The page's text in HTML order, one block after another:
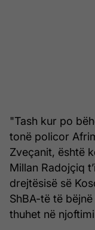
"Tash kur po
tonë policor
Zveçanit, është
Millan Radojçiq
drejtësisë së
ShBA-të të
thuhet në